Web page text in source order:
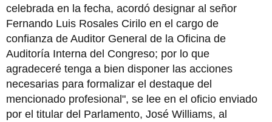
celebrada en la fecha, acordó designar al señor
Fernando Luis Rosales Cirilo en el cargo de
confianza de Auditor General de la Oficina de
Auditoría Interna del Congreso; por lo que
agradeceré tenga a bien disponer las acciones
necesarias para formalizar el destaque del
mencionado profesional", se lee en el oficio enviado
por el titular del Parlamento, José Williams, al